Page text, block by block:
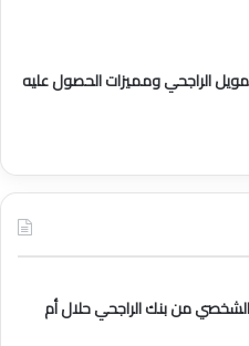
الراجحي ومميزات الحصول عليه
الشخصي من بنك الراجحي حلال أم